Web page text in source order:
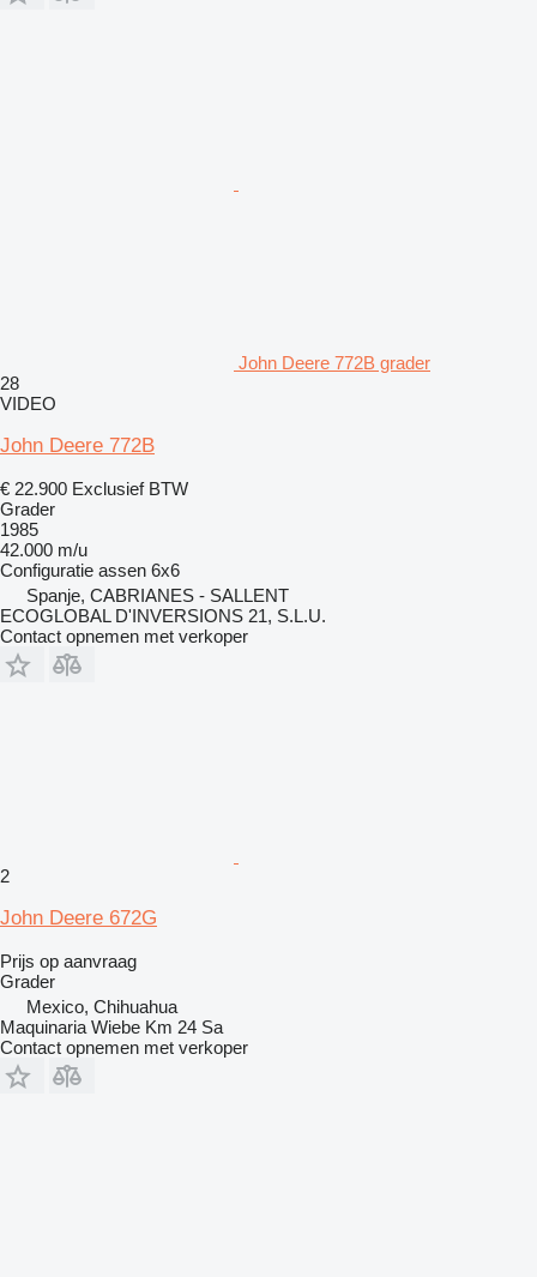
John Deere 772B grader
28
VIDEO
John Deere 772B
€ 22.900 Exclusief BTW
Grader
1985
42.000 m/u
Configuratie assen 6x6
Spanje, CABRIANES - SALLENT
ECOGLOBAL D'INVERSIONS 21, S.L.U.
Contact opnemen met verkoper
2
John Deere 672G
Prijs op aanvraag
Grader
Mexico, Chihuahua
Maquinaria Wiebe Km 24 Sa
Contact opnemen met verkoper